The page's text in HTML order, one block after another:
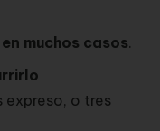
muchos casos.
expreso, o tres